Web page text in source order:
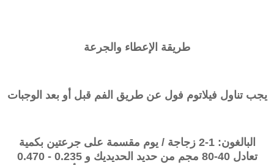
طريقة الإعطاء والجرعة
يجب تناول فيلاتوم فول عن طريق الفم قبل أو بعد الوجبات
البالغون: 1-2 زجاجة / يوم مقسمة على جرعتين بكمية
تعادل 40-80 مجم من حديد الحديديك و 0.235 - 0.470